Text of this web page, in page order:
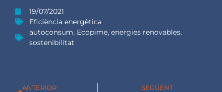
19/07/2021
Eficiència energètica
autoconsum, Ecopime, energies renovables,
sostenibilitat
ANTERIOR SEGÜENT